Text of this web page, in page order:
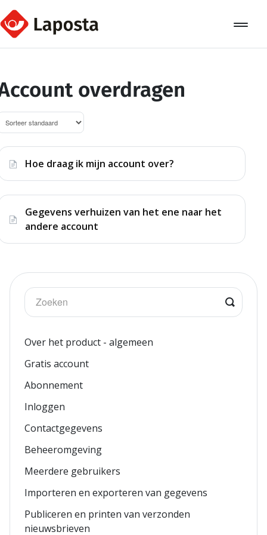
Toggle
Over Laposta
Automation
Koppelingen
overdragen
Hoe draag ik mijn account over?
Gegevens verhuizen van het ene naar het
andere account
Over het product - algemeen
Gratis account
Abonnement
Inloggen
Contactgegevens
Beheeromgeving
Meerdere gebruikers
Importeren en exporteren van gegevens
Publiceren en printen van verzonden
nieuwsbrieven